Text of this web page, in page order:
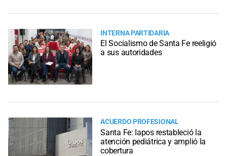
INTERNA PARTIDARIA
El Socialismo de Santa Fe reeligió
a sus autoridades
ACUERDO PROFESIONAL
Santa Fe: Iapos restableció la
atención pediátrica y amplió la
cobertura